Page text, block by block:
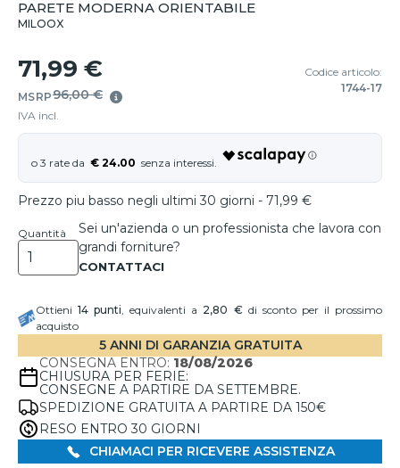
PARETE MODERNA ORIENTABILE
MILOOX
71,99 €
MSRP96,00 €
IVA incl.
Codice articolo:
1744-17
€ 24.00
Prezzo piu basso negli ultimi 30 giorni - 71,99 €
Quantità
Sei un'azienda o un professionista che lavora con
grandi forniture?
Ottieni14 punti, equivalenti a 2,80 €di sconto per il prossimo
acquisto
5 ANNI DI GARANZIA GRATUITA
CONSEGNA ENTRO: 18/08/2026
CHIUSURA PER FERIE:
CONSEGNE A PARTIRE DA SETTEMBRE.
SPEDIZIONE GRATUITA A PARTIRE DA 150€
RESO ENTRO 30 GIORNI
CHIAMACI PER RICEVERE ASSISTENZA